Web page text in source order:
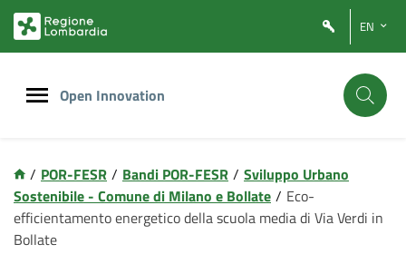
EN
Open Innovation
/ POR-FESR / Bandi POR-FESR / Sviluppo Urbano
Sostenibile - Comune di Milano e Bollate / Eco-
efficientamento energetico della scuola media di Via Verdi in
Bollate